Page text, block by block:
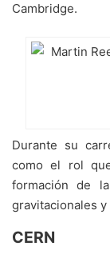
Cambridge.
Durante su
como el rol
formación de
gravitacionales
CERN